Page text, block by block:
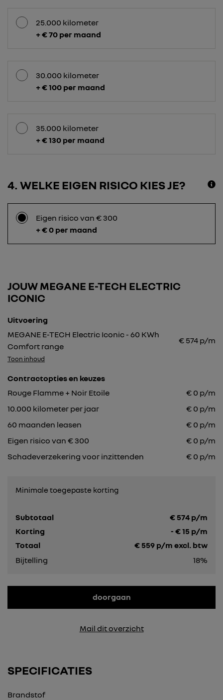
25.000 kilometer
+ € 70 per maand
30.000 kilometer
+ € 100 per maand
35.000 kilometer
+ € 130 per maand
4 WELKE EIGEN RISICO KIES JE?
Eigen risico van € 300
+ € 0 per maand
JOUW MEGANE E-TECH ELECTRIC
ICONIC
Uitvoering
MEGANE E-TECH Electric Iconic - 60 KWh
Comfort range
€ 574 p/m
Toon inhoud
Contractopties en keuzes
Rouge Flamme + Noir Etoile
€ 0 p/m
10.000 kilometer per jaar € 0 p/m
60 maanden leasen € 0 p/m
Eigen risico van € 300
€ 0 p/m
Schadeverzekering voor inzittenden
€ 0 p/m
Minimale toegepaste korting
Subtotaal € 574 p/m
Korting
- €15 p/m
Totaal
€ 559 p/m excl. btw
Bijtelling
18%
doorgaan
Mail dit overzicht
SPECIFICATIES
Brandstof